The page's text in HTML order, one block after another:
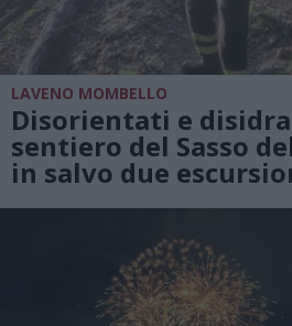
LAVENO MOMBELLO
Disorientati e
sentiero del Sasso
in salvo due